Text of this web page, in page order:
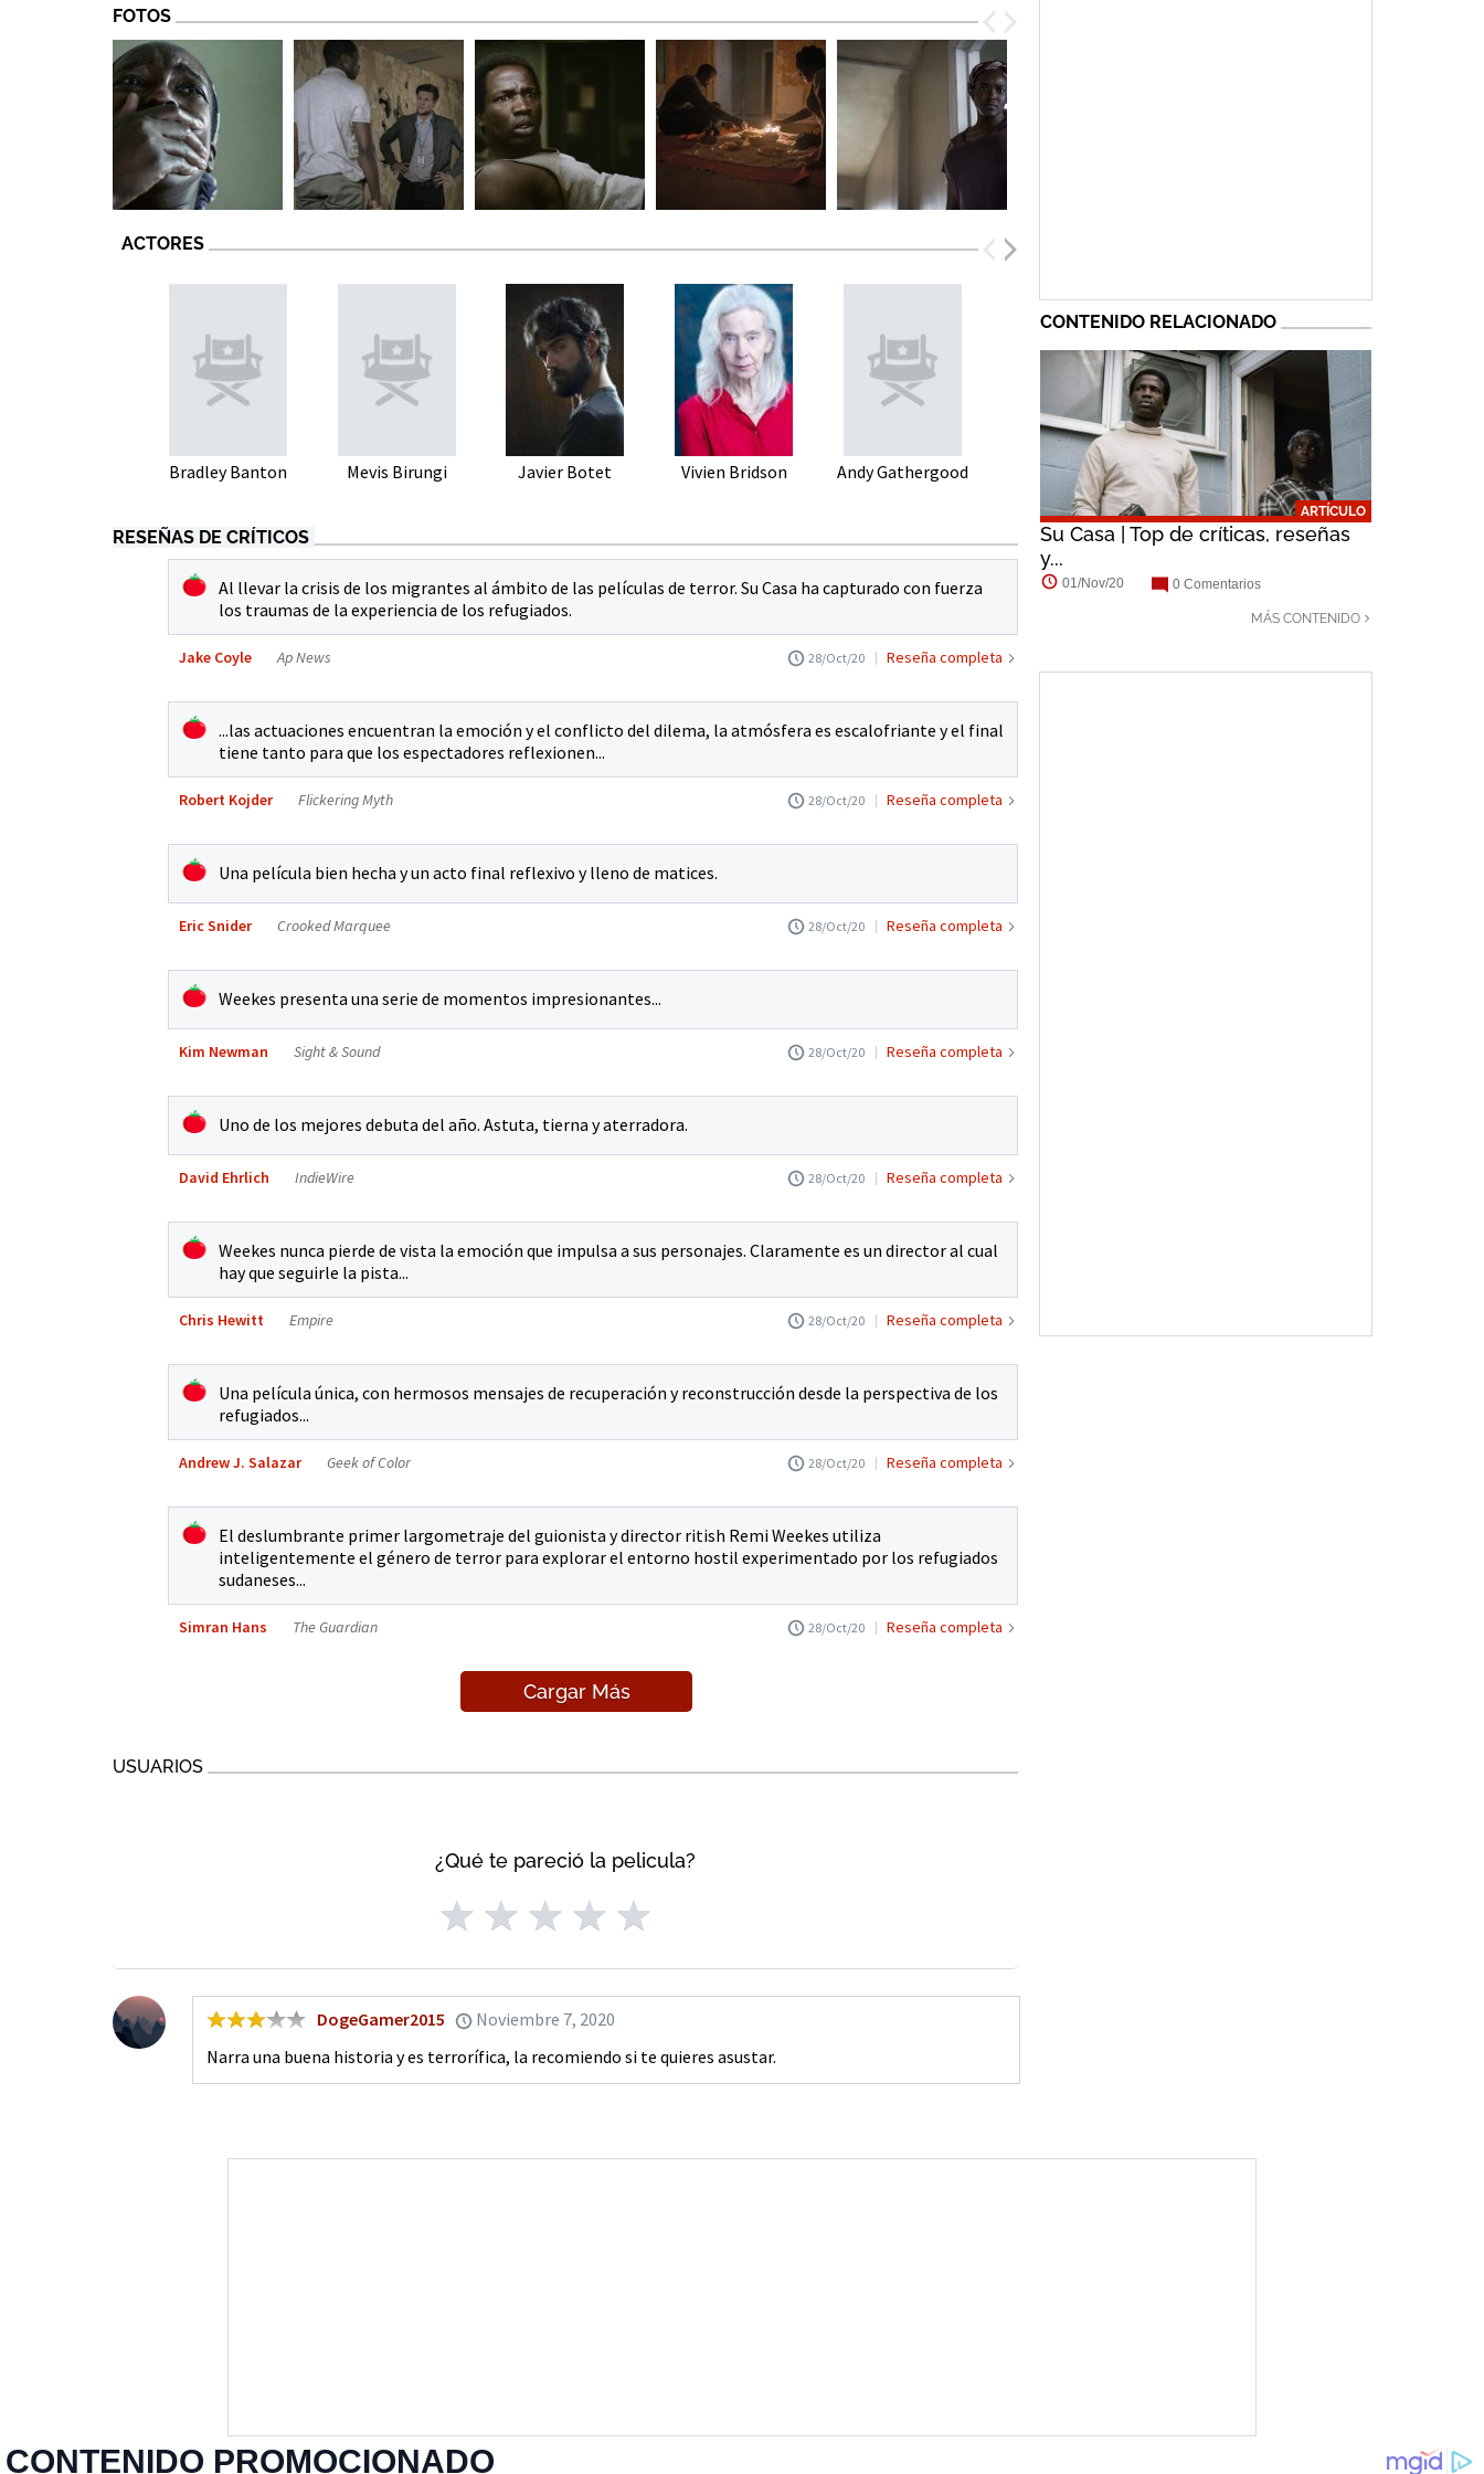
FOTOS
ACTORES
Bradley Banton Mevis Birungi Javier Botet Vivien Bridson Andy Gathergood Matt Smith
RESEÑAS DE CRÍTICOS
Al llevar la crisis de los migrantes al ámbito de las películas de terror. Su Casa ha capturado con fuerza
los traumas de la experiencia de los refugiados.
Jake Coyle Ap News 28/Oct/20 Reseña completa
...las actuaciones encuentran la emoción y el conflicto del dilema, la atmósfera es escalofriante y el final
tiene tanto para que los espectadores reflexionen...
Robert Kojder Flickering Myth 28/Oct/20 Reseña completa
Una película bien hecha y un acto final reflexivo y lleno de matices.
Eric Snider Crooked Marquee 28/Oct/20 Reseña completa
Weekes presenta una serie de momentos impresionantes...
Kim Newman Sight & Sound 28/Oct/20 Reseña completa
Uno de los mejores debuta del año. Astuta, tierna y aterradora.
David Ehrlich IndieWire 28/Oct/20 Reseña completa
Weekes nunca pierde de vista la emoción que impulsa a sus personajes. Claramente es un director al cual
hay que seguirle la pista...
Chris Hewitt Empire 28/Oct/20 Reseña completa
Una película única, con hermosos mensajes de recuperación y reconstrucción desde la perspectiva de los
refugiados...
Andrew J. Salazar Geek of Color 28/Oct/20 Reseña completa
El deslumbrante primer largometraje del guionista y director ritish Remi Weekes utiliza
inteligentemente el género de terror para explorar el entorno hostil experimentado por los refugiados
sudaneses...
Simran Hans The Guardian 28/Oct/20 Reseña completa
Cargar Más
USUARIOS
¿Qué te pareció la pelicula?
DogeGamer2015
Noviembre 7, 2020
Narra una buena historia y es terrorífica, la recomiendo si te quieres asustar.
CONTENIDO RELACIONADO
ARTÍCULO
Su Casa | Top de críticas, reseñas
y...
01/Nov/20 0 Comentarios
MÁS CONTENIDO